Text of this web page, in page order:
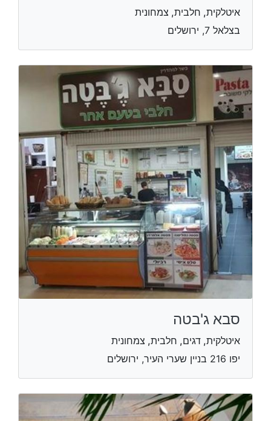
איטלקית, חלבית, צמחונית
בצלאל 7, ירושלים
סבא ג'בטה
איטלקית, דגים, חלבית, צמחונית
יפו 216 בניין שערי העיר, ירושלים